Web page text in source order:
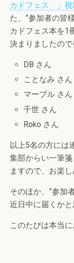
カドフェス 」祝
た、”参加者の皆
カドフェス本を1
決まりましたので
DB さん
ことなみ さん
マーブル さん
千世 さん
Roko さん
以上5名の方には
集部からい一筆
ますので、お楽し
そのほか、”参加
近日中に届くかと
このたびは本当